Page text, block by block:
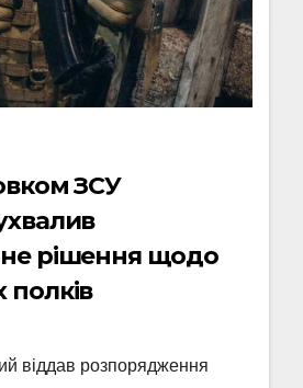
ЗСУ
рішення щодо
віддав розпорядження